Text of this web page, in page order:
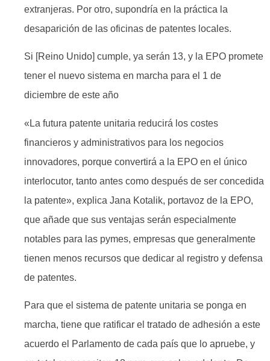
extranjeras. Por otro, supondría en la práctica la
desaparición de las oficinas de patentes locales.
Si [Reino Unido] cumple, ya serán 13, y la EPO promete
tener el nuevo sistema en marcha para el 1 de
diciembre de este año
«La futura patente unitaria reducirá los costes
financieros y administrativos para los negocios
innovadores, porque convertirá a la EPO en el único
interlocutor, tanto antes como después de ser concedida
la patente», explica Jana Kotalik, portavoz de la EPO,
que añade que sus ventajas serán especialmente
notables para las pymes, empresas que generalmente
tienen menos recursos que dedicar al registro y defensa
de patentes.
Para que el sistema de patente unitaria se ponga en
marcha, tiene que ratificar el tratado de adhesión a este
acuerdo el Parlamento de cada país que lo apruebe, y